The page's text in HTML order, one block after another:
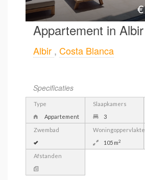
€
Appartement in Albir
Albir , Costa Blanca
Specificaties
Type
Appartement
Slaapkamers
3
Zwembad
Woningoppervlakte
105 m2
Afstanden